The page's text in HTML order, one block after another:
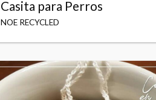
Casita para Perros
NOE RECYCLED